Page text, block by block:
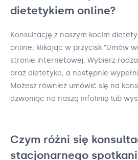
dietetykiem online?
Konsultację z naszym kocim
online, klikając w przycisk "Umów
stronie internetowej. Wybierz
oraz dietetyka, a następnie
Możesz również umówić się na
dzwoniąc na naszą infolinię lub
Czym różni się
stacjonarnego